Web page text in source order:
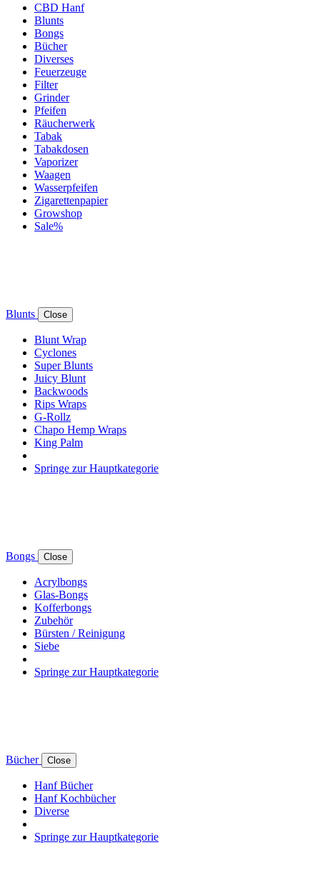
CBD Hanf
Blunts
Bongs
Bücher
Diverses
Feuerzeuge
Filter
Grinder
Pfeifen
Räucherwerk
Tabak
Tabakdosen
Vaporizer
Waagen
Wasserpfeifen
Zigarettenpapier
Growshop
Sale%
Blunts Close
Blunt Wrap
Cyclones
Super Blunts
Juicy Blunt
Backwoods
Rips Wraps
G-Rollz
Chapo Hemp Wraps
King Palm
Springe zur Hauptkategorie
Bongs Close
Acrylbongs
Glas-Bongs
Kofferbongs
Zubehör
Bürsten / Reinigung
Siebe
Springe zur Hauptkategorie
Bücher Close
Hanf Bücher
Hanf Kochbücher
Diverse
Springe zur Hauptkategorie